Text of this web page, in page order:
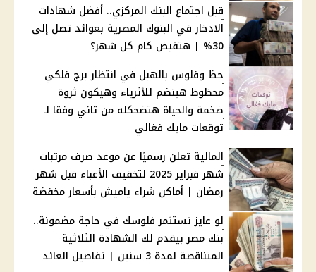
قبل اجتماع البنك المركزي.. أفضل شهادات
الادخار في البنوك المصرية بعوائد تصل إلى
30% | هتقبض كام كل شهر؟
حظ وفلوس بالهبل في انتظار برج فلكي
محظوظ هينضم للأثرياء وهيكون ثروة
ضخمة والحياة هتضحكله من تاني وفقا لـ
توقعات مايك فغالي
المالية تعلن رسميًا عن موعد صرف مرتبات
شهر فبراير 2025 لتخفيف الأعباء قبل شهر
رمضان | أماكن شراء ياميش بأسعار مخفضة
لو عايز تستثمر فلوسك في حاجة مضمونة..
بنك مصر بيقدم لك الشهادة الثلاثية
المتناقصة لمدة 3 سنين | تفاصيل العائد